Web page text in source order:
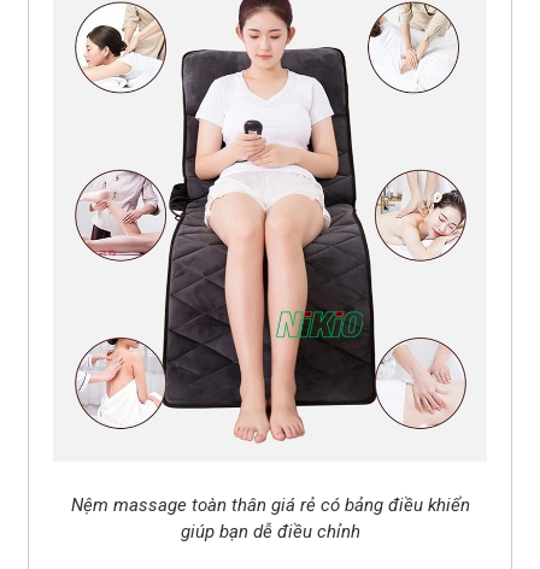
Nệm massage toàn thân giá rẻ có bảng điều khiển
giúp bạn dễ điều chỉnh